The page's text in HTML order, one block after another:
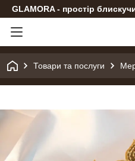
GLAMORA - простір
Товари та послуги